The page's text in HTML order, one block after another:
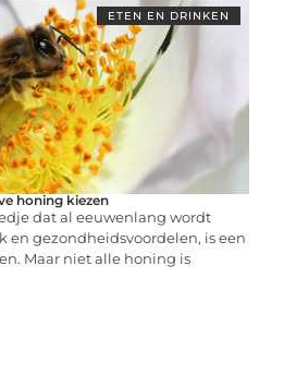
ETEN EN DRINKEN
honing kiezen
dat al eeuwenlang wordt
en gezondheidsvoordelen, is een
Maar niet alle honing is